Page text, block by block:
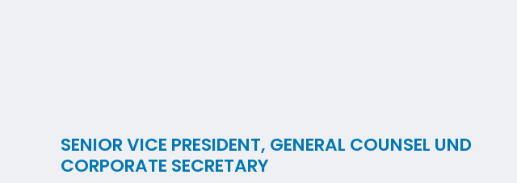
SENIOR VICE PRESIDENT, GENERAL COUNSEL UND
CORPORATE SECRETARY